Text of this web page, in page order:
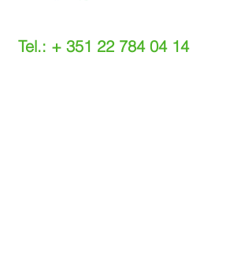
Tel.: + 351 22 784 04 14